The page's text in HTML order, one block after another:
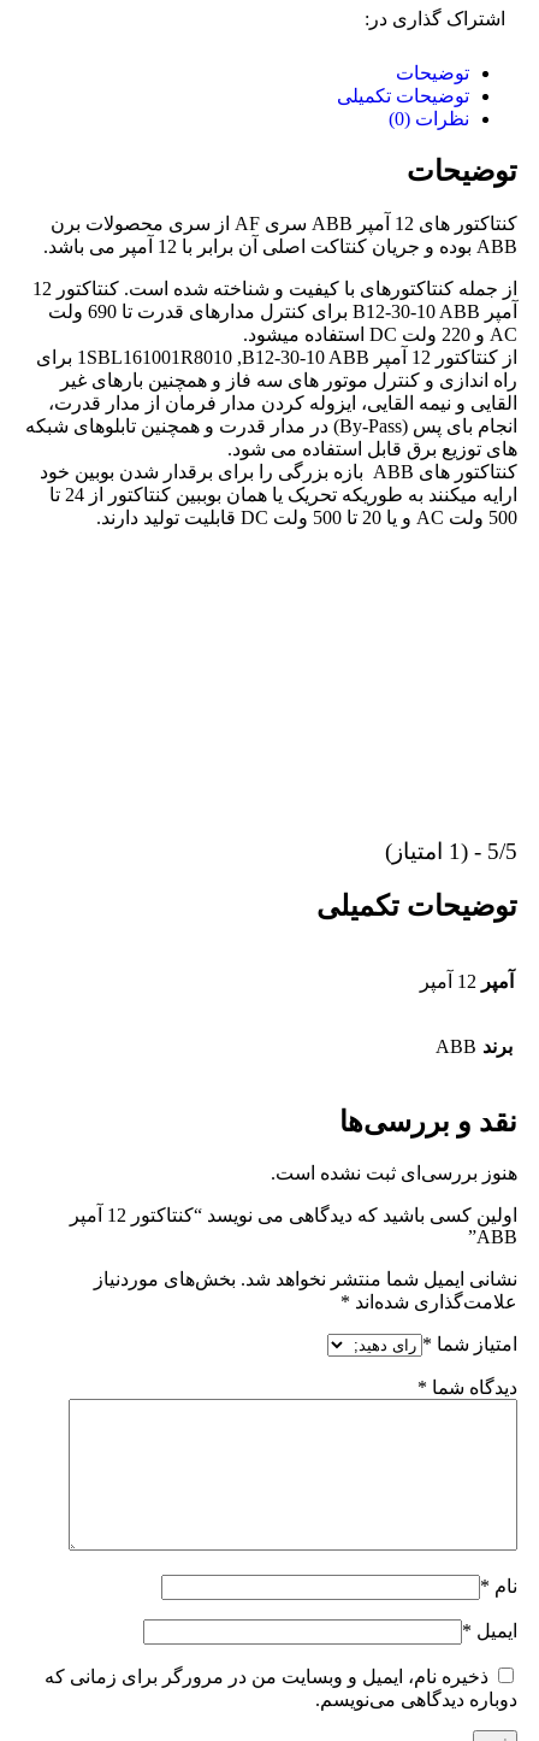
اشتراک گذاری در:
توضیحات
توضیحات تکمیلی
نظرات (0)
توضیحات
کنتاکتور های 12 آمپر ABB سری AF از سری محصولات برن
ABB بوده و جریان کنتاکت اصلی آن برابر با 12 آمپر می باشد.
از جمله کنتاکتورهای با کیفیت و شناخته شده است. کنتاکتور 12
آمپر B12-30-10 ABB برای کنترل مدارهای قدرت تا 690 ولت
AC و 220 ولت DC استفاده ميشود.
از کنتاکتور 12 آمپر 1SBL161001R8010 ,B12-30-10 ABB برای
راه اندازی و کنترل موتور های سه فاز و همچنین بارهای غیر
القایی و نیمه القایی، ایزوله کردن مدار فرمان از مدار قدرت،
انجام بای پس (By-Pass) در مدار قدرت و همچنین تابلوهای شبکه
های توزیع برق قابل استفاده می شود.
کنتاکتور های ABB بازه بزرگی را برای برقدار شدن بوبین خود
ارایه میکنند به طوریکه تحریک یا همان بوببین کنتاکتور از 24 تا
500 ولت AC و یا 20 تا 500 ولت DC قابلیت تولید دارند.
5/5 - (1 امتیاز)
توضیحات تکمیلی
آمپر 12 آمپر
برند ABB
نقد و بررسی‌ها
هنوز بررسی‌ای ثبت نشده است.
اولین کسی باشید که دیدگاهی می نویسد “کنتاکتور 12 آمپر
ABB”
نشانی ایمیل شما منتشر نخواهد شد. بخش‌های موردنیاز
علامت‌گذاری شده‌اند *
امتیاز شما *
دیدگاه شما *
نام *
ایمیل *
ذخیره نام، ایمیل و وبسایت من در مرورگر برای زمانی که
دوباره دیدگاهی می‌نویسم.